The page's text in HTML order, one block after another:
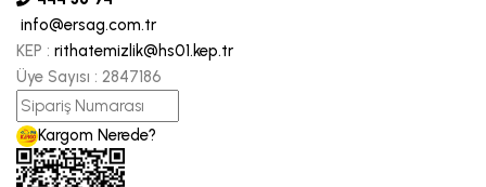
info@ersag.com.tr
KEP : rithatemizlik@hs01.kep.tr
Üye Sayısı : 2847186
Kargom Nerede?